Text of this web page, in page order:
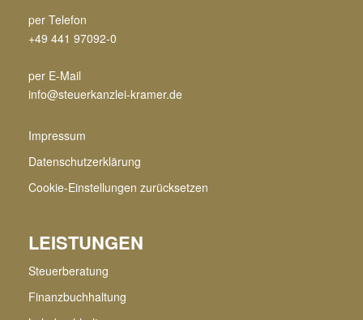
per Telefon
+49 441 97092-0
per E-Mail
info@steuerkanzlei-kramer.de
Impressum
Datenschutzerklärung
Cookie-Einstellungen zurücksetzen
LEISTUNGEN
Steuerberatung
Finanzbuchhaltung